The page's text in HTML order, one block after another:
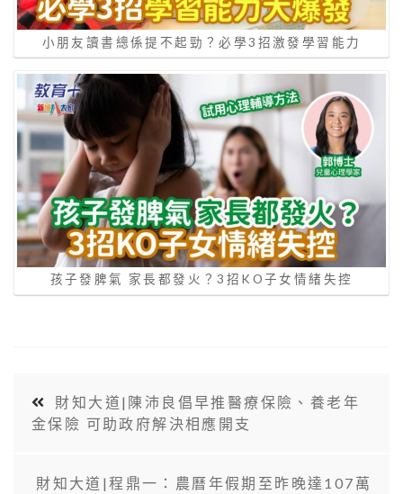
小朋友讀書總係提不起勁？必學3招激發學習能力
孩子發脾氣 家長都發火？3招KO子女情緒失控
財知大道|陳沛良倡早推醫療保險、養老年
金保險 可助政府解決相應開支
財知大道|程鼎一：農曆年假期至昨晚達107萬